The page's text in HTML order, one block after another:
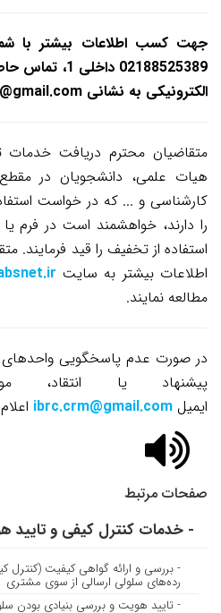
02188525389
الکترونیکی به نشانی
متقاضیان محترم دریافت
هیات علمی، دانشجویان در
کارشناسی و ... که در خواست
را دارند، خواهشمند است در فرم
استفاده از تخفیف را قید فرمایند.
اطلاعات بیشتر به سایت
مطالعه نمایند.
در صورت عدم پاسخگویی واحدهای
پیشنهاد یا انتقاد،
ایمیل ibrc.crm@gmail.com
صفحات مرتبط
- خدمات کنترل کیفی و تایید
- بررسی و ارائه گواهی کیفیت (کنترل
رده‌های سلولی ارسالی از سوی مشتری
- تایید هویت و بررسی بنیادی بودن